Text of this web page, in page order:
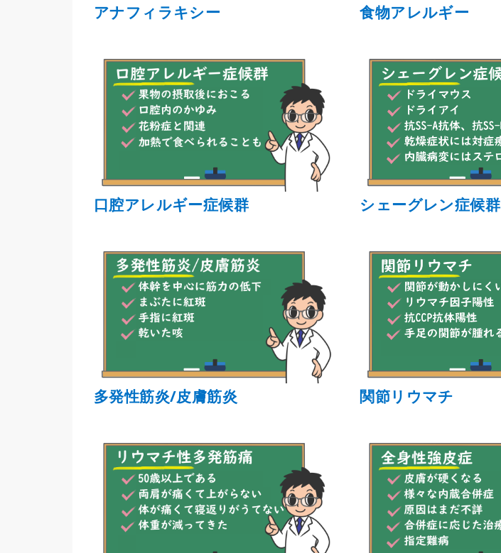
アナフィラキシー 食物アレルギー
口腔アレルギー症候群 シェーグレン症候群
多発性筋炎/皮膚筋炎 関節リウマチ